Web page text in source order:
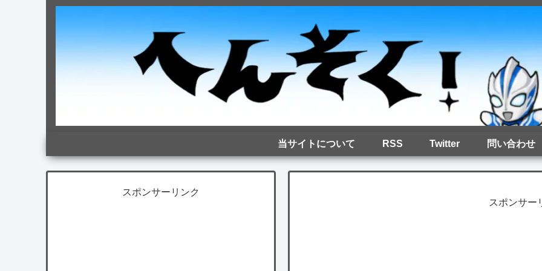
当サイトについて RSS Twitter 問い合わせ
スポンサー
スポンサーリンク